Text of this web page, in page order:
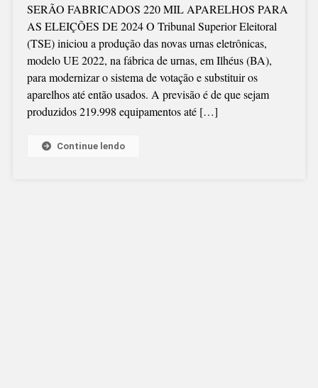
PRODUÇÃO
DE
NOVAS
URNAS
ELETRÔNICAS
SERÃO FABRICADOS 220 MIL APARELHOS PARA
AS ELEIÇÕES DE 2024 O Tribunal Superior Eleitoral
(TSE) iniciou a produção das novas urnas eletrônicas,
modelo UE 2022, na fábrica de urnas, em Ilhéus (BA),
para modernizar o sistema de votação e substituir os
aparelhos até então usados. A previsão é de que sejam
produzidos 219.998 equipamentos até […]
Continue lendo